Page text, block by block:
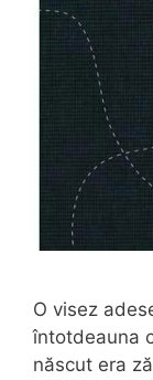
O visez
întotdeauna
născut era